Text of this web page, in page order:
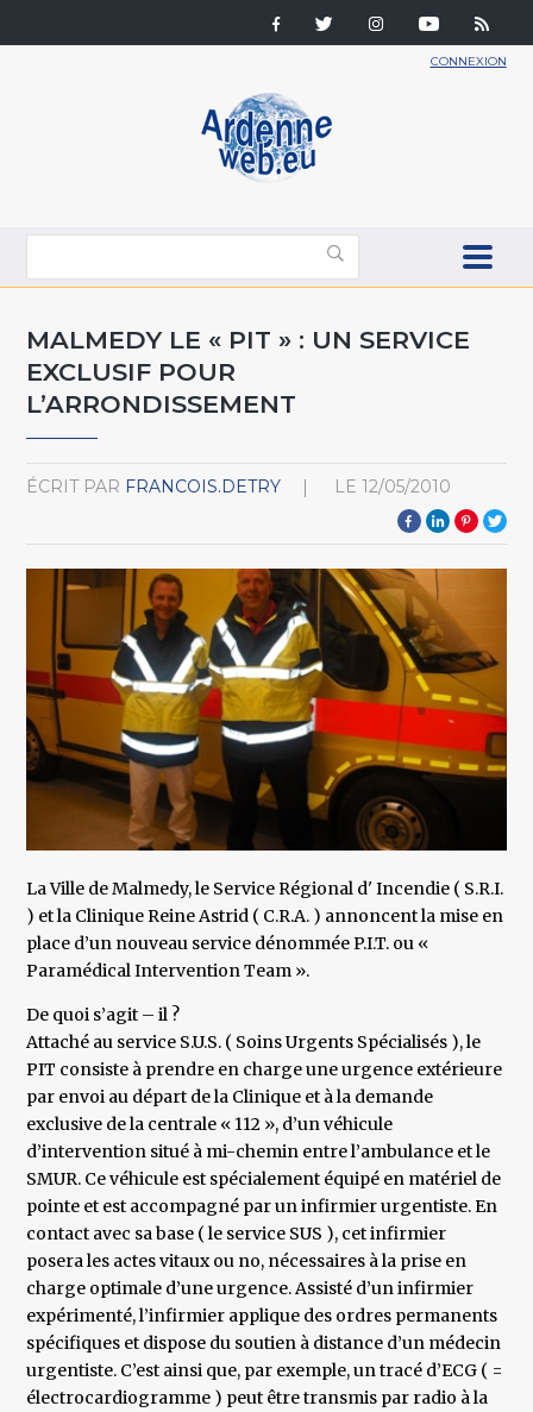
CONNEXION
MALMEDY LE « PIT » : UN SERVICE
EXCLUSIF POUR
L’ARRONDISSEMENT
ÉCRIT PAR FRANCOIS.DETRY LE 12/05/2010
La Ville de Malmedy, le Service Régional d' Incendie ( S.R.I.
) et la Clinique Reine Astrid ( C.R.A. ) annoncent la mise en
place d’un nouveau service dénommée P.I.T. ou «
Paramédical Intervention Team ».
De quoi s’agit – il ?
Attaché au service S.U.S. ( Soins Urgents Spécialisés ), le
PIT consiste à prendre en charge une urgence extérieure
par envoi au départ de la Clinique et à la demande
exclusive de la centrale « 112 », d’un véhicule
d’intervention situé à mi-chemin entre l’ambulance et le
SMUR. Ce véhicule est spécialement équipé en matériel de
pointe et est accompagné par un infirmier urgentiste. En
contact avec sa base ( le service SUS ), cet infirmier
posera les actes vitaux ou no, nécessaires à la prise en
charge optimale d’une urgence. Assisté d’un infirmier
expérimenté, l’infirmier applique des ordres permanents
spécifiques et dispose du soutien à distance d’un médecin
urgentiste. C’est ainsi que, par exemple, un tracé d’ECG ( =
électrocardiogramme ) peut être transmis par radio à la